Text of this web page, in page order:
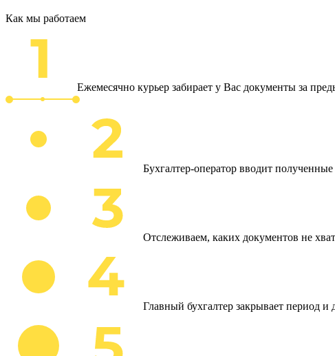
Как мы работаем
Ежемесячно курьер забирает у Вас документы за
Бухгалтер-оператор вводит
Отслеживаем, каких документов не
Главный бухгалтер закрывает период и